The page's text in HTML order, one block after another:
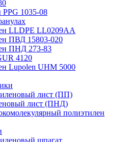
PPG 1035-08
LLDPE LL0209AA
ПВД 15803-020
ПНД 273-83
4120
Lupolen UHM 5000
лист (ПП)
лист (ПНД)
полиэтилен
шпагат